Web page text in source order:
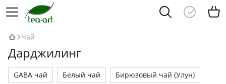
Чай
Дарджилинг
GABA чай Белый чай Бирюзовый чай (Улун)